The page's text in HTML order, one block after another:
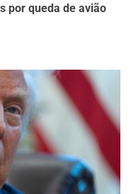
por queda de avião